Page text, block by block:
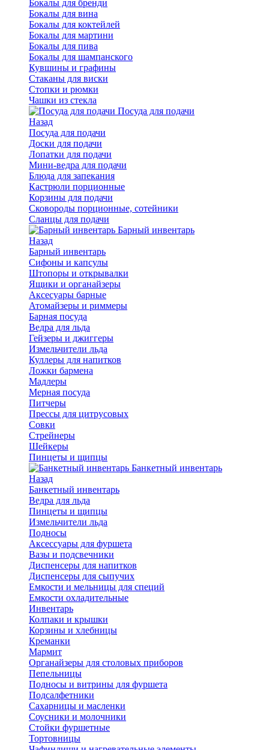
Бокалы для бренди
Бокалы для вина
Бокалы для коктейлей
Бокалы для мартини
Бокалы для пива
Бокалы для шампанского
Кувшины и графины
Стаканы для виски
Стопки и рюмки
Чашки из стекла
Посуда для подачи
Назад
Посуда для подачи
Доски для подачи
Лопатки для подачи
Мини-ведра для подачи
Блюда для запекания
Кастрюли порционные
Корзины для подачи
Сковороды порционные, сотейники
Сланцы для подачи
Барный инвентарь
Назад
Барный инвентарь
Сифоны и капсулы
Штопоры и открывалки
Ящики и органайзеры
Аксесуары барные
Атомайзеры и риммеры
Барная посуда
Ведра для льда
Гейзеры и джиггеры
Измельчители льда
Куллеры для напитков
Ложки бармена
Мадлеры
Мерная посуда
Питчеры
Прессы для цитрусовых
Совки
Стрейнеры
Шейкеры
Пинцеты и щипцы
Банкетный инвентарь
Назад
Банкетный инвентарь
Ведра для льда
Пинцеты и щипцы
Измельчители льда
Подносы
Аксессуары для фуршета
Вазы и подсвечники
Диспенсеры для напитков
Диспенсеры для сыпучих
Емкости и мельницы для специй
Емкости охладительные
Инвентарь
Колпаки и крышки
Корзины и хлебницы
Креманки
Мармит
Органайзеры для столовых приборов
Пепельницы
Подносы и витрины для фуршета
Подсалфетники
Сахарницы и масленки
Соусники и молочники
Стойки фуршетные
Тортовницы